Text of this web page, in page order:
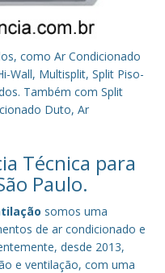
como Ar Condicionado
Wall, Multisplit, Split Piso-
Também com Split
Duto, Ar
Técnica para
Paulo.
somos uma
de ar condicionado e
desde 2013,
e ventilação, com uma